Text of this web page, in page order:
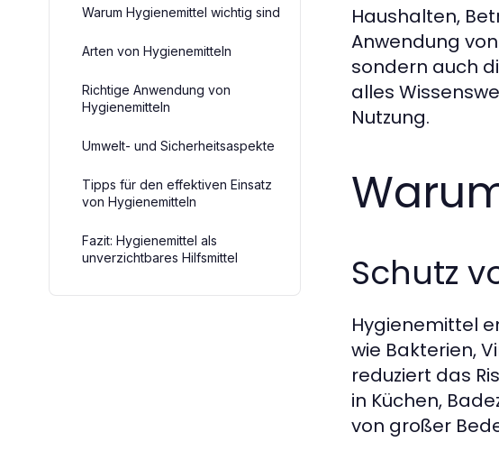
Warum Hygienemittel wichtig sind
Arten von Hygienemitteln
Richtige Anwendung von
Hygienemitteln
Umwelt- und Sicherheitsaspekte
Tipps für den effektiven Einsatz
von Hygienemitteln
Fazit: Hygienemittel als
unverzichtbares Hilfsmittel
Haushalten,
Anwendung
sondern auch
alles
Nutzung.
Schutz
Hygienemittel
wie Bakterien,
reduziert das
in Küchen,
von großer